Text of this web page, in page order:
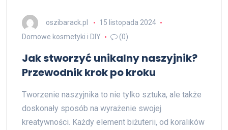
oszibarack.pl
15 listopada 2024
Domowe kosmetyki i DIY
(0)
Jak stworzyć unikalny naszyjnik?
Przewodnik krok po kroku
Tworzenie naszyjnika to nie tylko sztuka, ale także
doskonały sposób na wyrażenie swojej
kreatywności. Każdy element biżuterii, od koralików